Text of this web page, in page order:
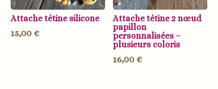
Attache tétine silicone
15,00 €
Attache tétine 2 nœud
papillon
personnalisées –
plusieurs coloris
16,00 €